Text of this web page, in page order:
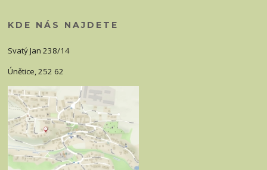
KDE NÁS NAJDETE
Svatý Jan 238/14
Únětice, 252 62